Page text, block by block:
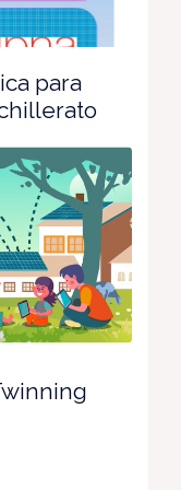
para